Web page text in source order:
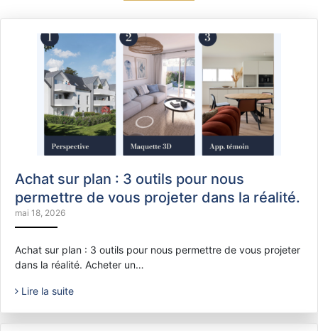
Achat sur plan : 3 outils pour nous
permettre de vous projeter dans la réalité.
mai 18, 2026
Achat sur plan : 3 outils pour nous permettre de vous projeter
dans la réalité. Acheter un…
Lire la suite